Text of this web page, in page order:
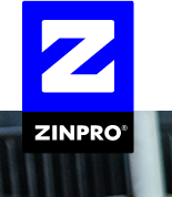
Szukaj: